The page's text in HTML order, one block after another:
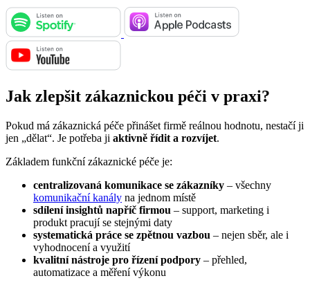
Jak zlepšit zákaznickou péči v praxi?
Pokud má zákaznická péče přinášet firmě reálnou hodnotu, nestačí ji
jen „dělat“. Je potřeba ji aktivně řídit a rozvíjet.
Základem funkční zákaznické péče je:
centralizovaná komunikace se zákazníky – všechny
komunikační kanály na jednom místě
sdílení insightů napříč firmou – support, marketing i
produkt pracují se stejnými daty
systematická práce se zpětnou vazbou – nejen sběr, ale i
vyhodnocení a využití
kvalitní nástroje pro řízení podpory – přehled,
automatizace a měření výkonu